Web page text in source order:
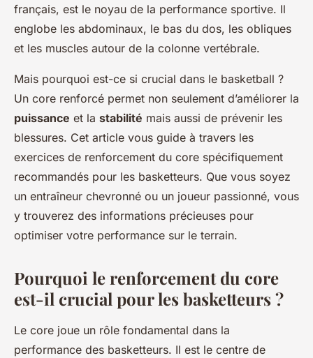
Youssef• 7 octobre 2024•6 min de lecture
français, est le noyau de la performance sportive. Il
englobe les abdominaux, le bas du dos, les obliques
et les muscles autour de la colonne vertébrale.
Mais pourquoi est-ce si crucial dans le basketball ?
Un core renforcé permet non seulement d’améliorer la
puissance et la stabilité mais aussi de prévenir les
blessures. Cet article vous guide à travers les
exercices de renforcement du core spécifiquement
recommandés pour les basketteurs. Que vous soyez
un entraîneur chevronné ou un joueur passionné, vous
y trouverez des informations précieuses pour
optimiser votre performance sur le terrain.
Pourquoi le renforcement du core
est-il crucial pour les basketteurs ?
Le core joue un rôle fondamental dans la
performance des basketteurs. Il est le centre de